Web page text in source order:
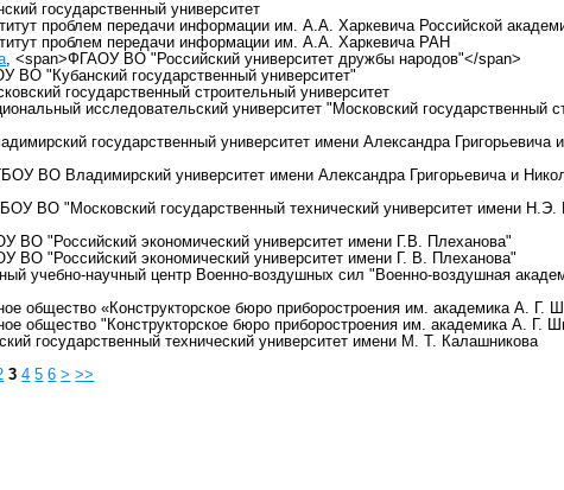
государственный университет
проблем передачи информации им. А.А. Харкевича Российской
проблем передачи информации им. А.А. Харкевича РАН
, <span>ФГАОУ ВО "Российский университет дружбы народов"</span>
ВО "Кубанский государственный университет"
государственный строительный университет
исследовательский университет "Московский государственный
государственный университет имени Александра Григорьевича
ВО Владимирский университет имени Александра Григорьевича и
ВО "Московский государственный технический университет имени
ВО "Российский экономический университет имени Г.В. Плеханова"
ВО "Российский экономический университет имени Г. В. Плеханова"
учебно-научный центр Военно-воздушных сил "Военно-воздушная
общество «Конструкторское бюро приборостроения им. академика А. Г.
общество "Конструкторское бюро приборостроения им. академика А. Г.
государственный технический университет имени М. Т. Калашникова
3 4 5 6 > >>